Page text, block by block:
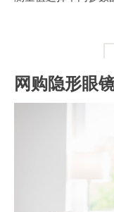
网购隐形眼